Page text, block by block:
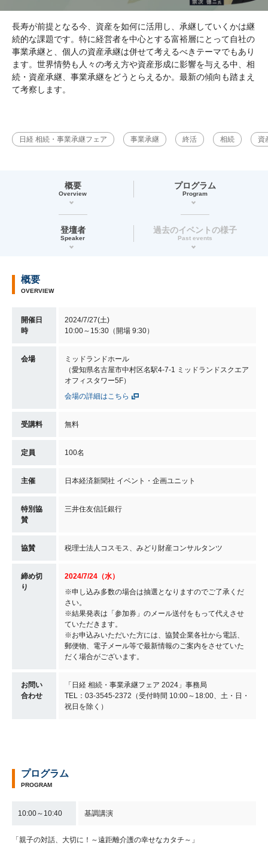
長寿が前提となる今、資産を如何に活用し、承継していくかは継
続的な課題です。特に経営者を中心とする富裕層にとって自社の
事業承継と、個人の資産承継は併せて考えるべきテーマでもあり
ます。世界情勢も人々の考え方や資産形成に影響を与える中、相
続・資産承継、事業承継をどうとらえるか。最新の傾向も踏まえ
て考察します。
日経 相続・事業承継フェア 事業承継 終活 相続 資
概要
Overview
プログラム
Program
登壇者
Speaker
過去のイベントの様子
Past events
概要
OVERVIEW
開催日
時
2024/7/27(土)
10:00～15:30（開場 9:30）
会場
ミッドランドホール
（愛知県名古屋市中村区名駅4-7-1 ミッドランドスクエア
オフィスタワー5F）
会場の詳細はこちら
受講料 無料
定員 100名
主催 日本経済新聞社 イベント・企画ユニット
特別協
賛
三井住友信託銀行
協賛 税理士法人コスモス、みどり財産コンサルタンツ
締め切
り
2024/7/24（水）
※申し込み多数の場合は抽選となりますのでご了承くだ
さい。
※結果発表は「参加券」のメール送付をもって代えさせ
ていただきます。
※お申込みいただいた方には、協賛企業各社から電話、
郵便物、電子メール等で最新情報のご案内をさせていた
だく場合がございます。
お問い
合わせ
「日経 相続・事業承継フェア 2024」事務局
TEL：03-3545-2372（受付時間 10:00～18:00、土・日・
祝日を除く）
プログラム
PROGRAM
10:00～10:40 基調講演
「親子の対話、大切に！～遠距離介護の幸せなカタチ～」